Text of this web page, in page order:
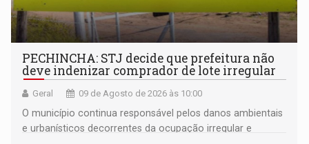
PECHINCHA: STJ decide que prefeitura não
deve indenizar comprador de lote irregular
Geral 09 de Agosto de 2026 às 10:00
O município continua responsável pelos danos ambientais
e urbanísticos decorrentes da ocupação irregular e